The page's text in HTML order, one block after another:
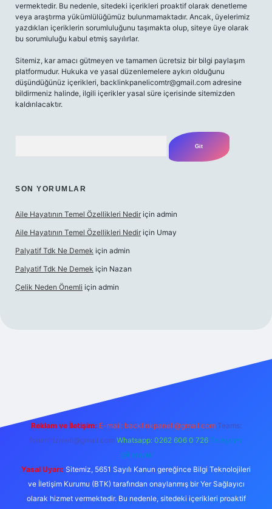
vermektedir. Bu nedenle, sitedeki içerikleri proaktif olarak denetleme
veya araştırma yükümlülüğümüz bulunmamaktadır. Ancak, üyelerimiz
yazdıkları içeriklerin sorumluluğunu taşımakta olup, siteye üye olarak
bu sorumluluğu kabul etmiş sayılırlar.
Sitemiz, kar amacı gütmeyen ve tamamen ücretsiz bir bilgi paylaşım
platformudur. Hukuka ve yasal düzenlemelere aykırı olduğunu
düşündüğünüz içerikleri, backlinkpanelicomtr@gmail.com adresine
bildirmeniz halinde, ilgili içerikler yasal süre içerisinde sitemizden
kaldırılacaktır.
SON YORUMLAR
Aile Hayatının Temel Özellikleri Nedir için admin
Aile Hayatının Temel Özellikleri Nedir için Umay
Palyatif Tdk Ne Demek için admin
Palyatif Tdk Ne Demek için Nazan
Çelik Neden Önemli için admin
Reklam ve İletişim: E-mail: backlinkpaneli@gmail.com Teams:
forumhizmeti@gmail.com Whatsapp: 0262 606 0 726 Telegram:
@karabul
Yasal Uyarı: Sitemiz, 5651 Sayılı Kanun gereğince Bilgi Teknolojileri
ve İletişim Kurumu (BTK) tarafından onaylanmış bir Yer Sağlayıcı
olarak hizmet vermektedir. Bu nedenle, sitedeki içerikleri proaktif